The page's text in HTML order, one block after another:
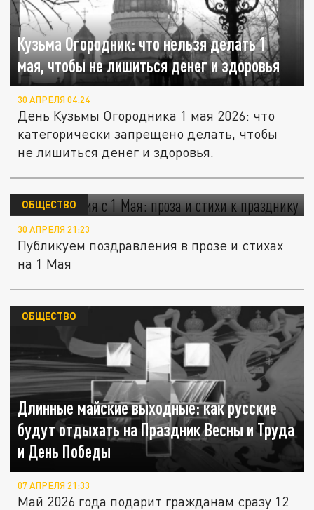
Кузьма Огородник: что нельзя делать 1
мая, чтобы не лишиться денег и здоровья
30 АПРЕЛЯ 04:24
День Кузьмы Огородника 1 мая 2026: что
категорически запрещено делать, чтобы
не лишиться денег и здоровья.
Поздравления с 1 Мая: проза и стихи к
празднику
ОБЩЕСТВО
30 АПРЕЛЯ 21:23
Публикуем поздравления в прозе и стихах
на 1 Мая
Длинные майские выходные: как русские
будут отдыхать на Праздник Весны и Труда
и День Победы
ОБЩЕСТВО
07 АПРЕЛЯ 21:33
Май 2026 года подарит гражданам сразу 12